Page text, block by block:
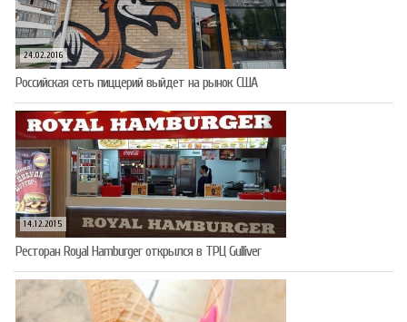
24.02.2016
Российская сеть пиццерий выйдет на рынок США
14.12.2015
Ресторан Royal Hamburger открылся в ТРЦ Gulliver